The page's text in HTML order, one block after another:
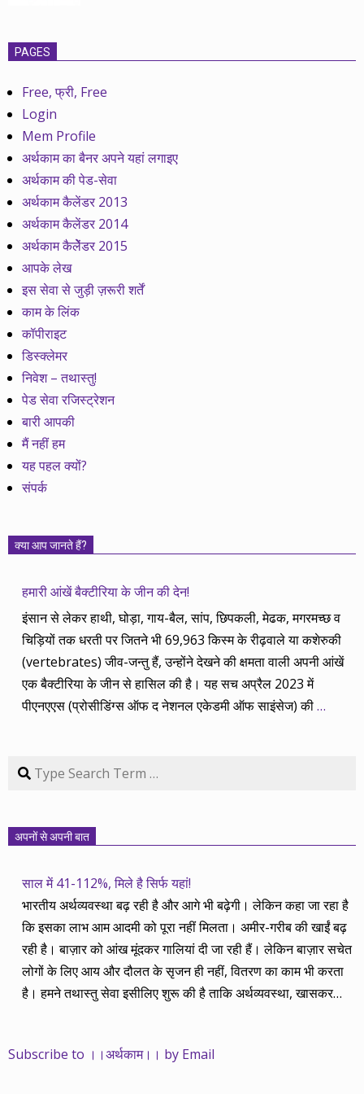
PAGES
Free, फ्री, Free
Login
Mem Profile
अर्थकाम का बैनर अपने यहां लगाइए
अर्थकाम की पेड-सेवा
अर्थकाम कैलेंडर 2013
अर्थकाम कैलेंडर 2014
अर्थकाम कैलेेंडर 2015
आपके लेख
इस सेवा से जुड़ी ज़रूरी शर्तें
काम के लिंक
कॉपीराइट
डिस्क्लेमर
निवेश – तथास्तु!
पेड सेवा रजिस्ट्रेशन
बारी आपकी
मैं नहीं हम
यह पहल क्यों?
संपर्क
क्या आप जानते हैं?
हमारी आंखें बैक्टीरिया के जीन की देन!
इंसान से लेकर हाथी, घोड़ा, गाय-बैल, सांप, छिपकली, मेढक, मगरमच्छ व
चिड़ियों तक धरती पर जितने भी 69,963 किस्म के रीढ़वाले या कशेरुकी
(vertebrates) जीव-जन्तु हैं, उन्होंने देखने की क्षमता वाली अपनी आंखें
एक बैक्टीरिया के जीन से हासिल की है। यह सच अप्रैल 2023 में
पीएनएएस (प्रोसीडिंग्स ऑफ द नेशनल एकेडमी ऑफ साइंसेज) की…
Search
अपनों से अपनी बात
साल में 41-112%, मिले है सिर्फ यहां!
भारतीय अर्थव्यवस्था बढ़ रही है और आगे भी बढ़ेगी। लेकिन कहा जा रहा है
कि इसका लाभ आम आदमी को पूरा नहीं मिलता। अमीर-गरीब की खाईं बढ़
रही है। बाज़ार को आंख मूंदकर गालियां दी जा रही हैं। लेकिन बाज़ार सचेत
लोगों के लिए आय और दौलत के सृजन ही नहीं, वितरण का काम भी करता
है। हमने तथास्तु सेवा इसीलिए शुरू की है ताकि अर्थव्यवस्था, खासकर
महंगाई की दर 10 प्रतिशत से ऊपर रहती है। वे भागकर जाते हैं सोने और
Subscribe to ।।अर्थकाम।। by Email